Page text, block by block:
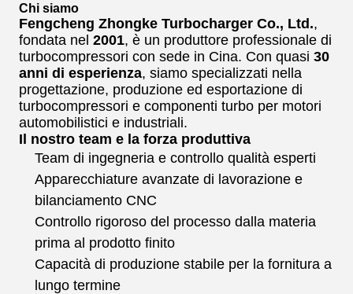
Chi siamo
Fengcheng Zhongke Turbocharger Co., Ltd.,
fondata nel 2001, è un produttore professionale di
turbocompressori con sede in Cina. Con quasi 30
anni di esperienza, siamo specializzati nella
progettazione, produzione ed esportazione di
turbocompressori e componenti turbo per motori
automobilistici e industriali.
Il nostro team e la forza produttiva
Team di ingegneria e controllo qualità esperti
Apparecchiature avanzate di lavorazione e
bilanciamento CNC
Controllo rigoroso del processo dalla materia
prima al prodotto finito
Capacità di produzione stabile per la fornitura a
lungo termine